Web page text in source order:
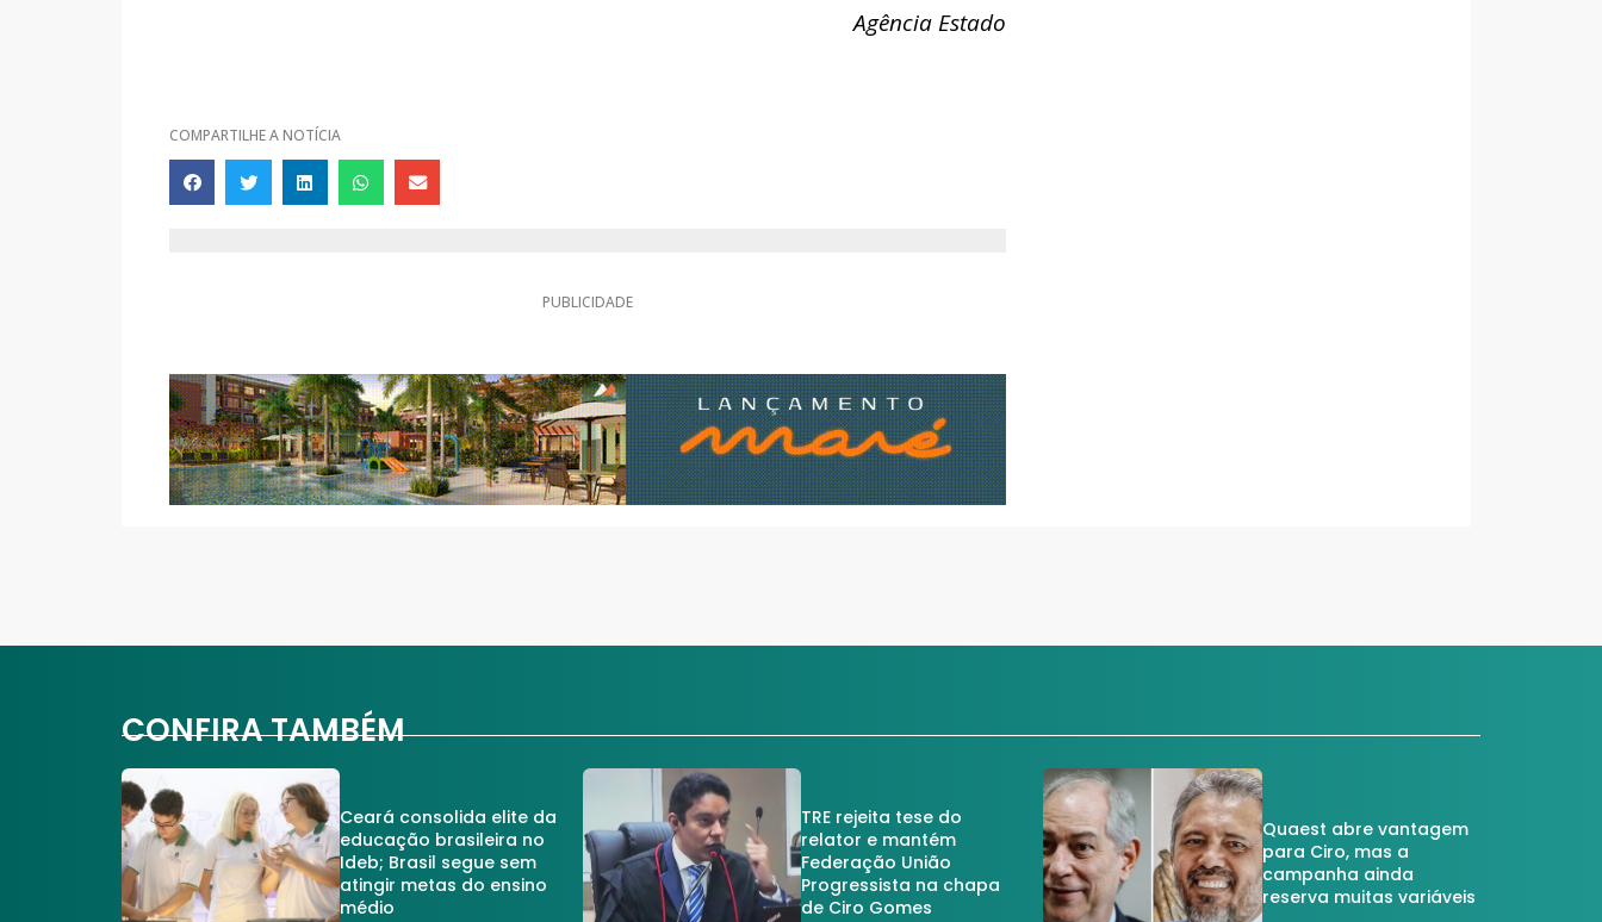
Agência Estado
COMPARTILHE A NOTÍCIA
PUBLICIDADE
CONFIRA TAMBÉM
Ceará consolida elite da
educação brasileira no
Ideb; Brasil segue sem
atingir metas do ensino
médio
TRE rejeita tese do
relator e mantém
Federação União
Progressista na chapa
de Ciro Gomes
Quaest abre vantagem
para Ciro, mas a
campanha ainda
reserva muitas variáveis